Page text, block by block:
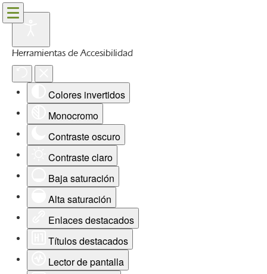
Herramientas de Accesibilidad
Colores invertidos
Monocromo
Contraste oscuro
Contraste claro
Baja saturación
Alta saturación
Enlaces destacados
Títulos destacados
Lector de pantalla